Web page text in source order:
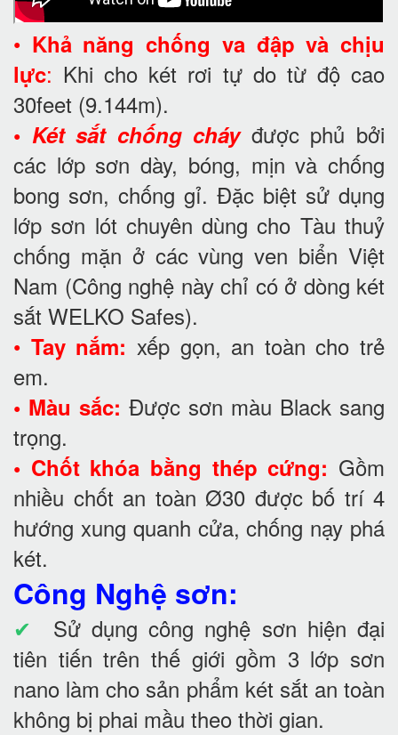
• Khả năng chống va đập và chịu
lực: Khi cho két rơi tự do từ độ cao
30feet (9.144m).
• Két sắt chống cháyđược phủ bởi
các lớp sơn dày, bóng, mịn và chống
bong sơn, chống gỉ. Đặc biệt sử dụng
lớp sơn lót chuyên dùng cho Tàu thuỷ
chống mặn ở các vùng ven biển Việt
Nam (Công nghệ này chỉ có ở dòng két
sắt WELKO Safes).
• Tay nắm: xếp gọn, an toàn cho trẻ
em.
• Màu sắc: Được sơn màu Black sang
trọng.
• Chốt khóa bằng thép cứng: Gồm
nhiều chốt an toàn Ø30 được bố trí 4
hướng xung quanh cửa, chống nạy phá
két.
Công Nghệ sơn:
✔ Sử dụng công nghệ sơn hiện đại
tiên tiến trên thế giới gồm 3 lớp sơn
nano làm cho sản phẩm két sắt an toàn
không bị phai mầu theo thời gian.